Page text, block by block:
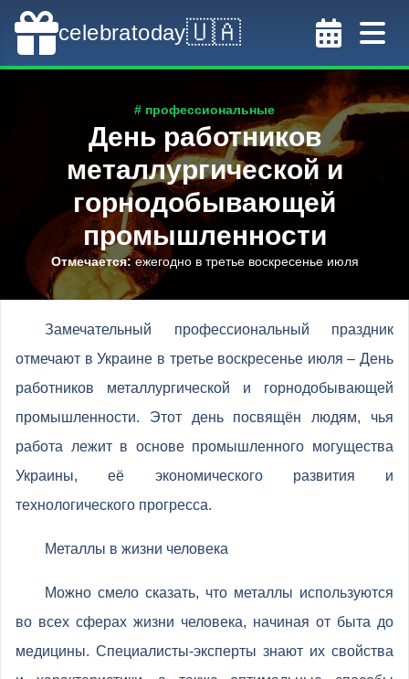
celebratoday🇺🇦
# профессиональные
День работников
металлургической и
горнодобывающей
промышленности
Отмечается:ежегодно в третье воскресенье июля
Замечательный профессиональный праздник
отмечают в Украине в третье воскресенье июля – День
работников металлургической и горнодобывающей
промышленности. Этот день посвящён людям, чья
работа лежит в основе промышленного могущества
Украины, её экономического развития и
технологического прогресса.
Металлы в жизни человека
Можно смело сказать, что металлы используются
во всех сферах жизни человека, начиная от быта до
медицины. Специалисты-эксперты знают их свойства